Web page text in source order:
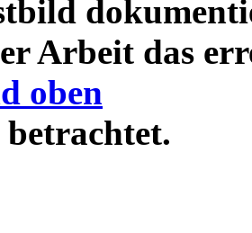
Arbeit das
oben